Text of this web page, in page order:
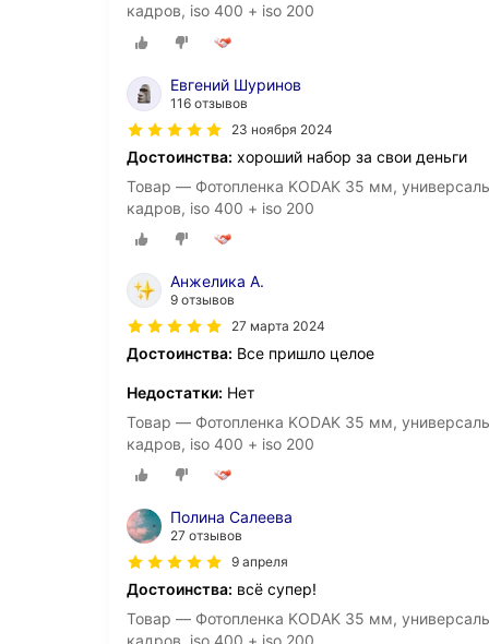
кадров, iso 400 + iso 200
Евгений Шуринов
116 отзывов
23 ноября 2024
Достоинства: хороший набор за свои деньги
Товар — Фотопленка KODAK 35 мм,
кадров, iso 400 + iso 200
Анжелика А.
9 отзывов
27 марта 2024
Достоинства: Все пришло целое
Недостатки: Нет
Товар — Фотопленка KODAK 35 мм,
кадров, iso 400 + iso 200
Полина Салеева
27 отзывов
9 апреля
Достоинства: всё супер!
Товар — Фотопленка KODAK 35 мм,
кадров, iso 400 + iso 200